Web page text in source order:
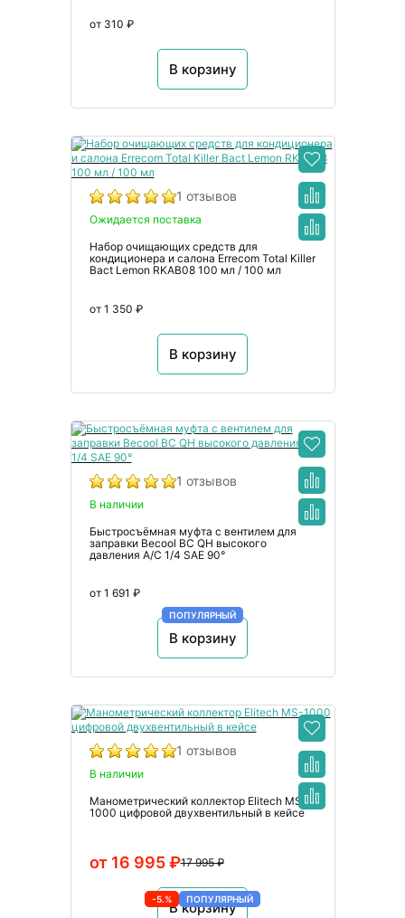
от 310 ₽
В корзину
1 отзывов
Ожидается поставка
Набор очищающих средств для
кондиционера и салона Errecom Total Killer
Bact Lemon RKAB08 100 мл / 100 мл
от 1 350 ₽
В корзину
1 отзывов
В наличии
Быстросъёмная муфта с вентилем для
заправки Becool BC QH высокого
давления А/С 1/4 SAE 90°
от 1 691 ₽
В корзину
ПОПУЛЯРНЫЙ
1 отзывов
В наличии
Манометрический коллектор Elitech MS-
1000 цифровой двухвентильный в кейсе
17 995 ₽
от 16 995 ₽
В корзину
-5.% ПОПУЛЯРНЫЙ